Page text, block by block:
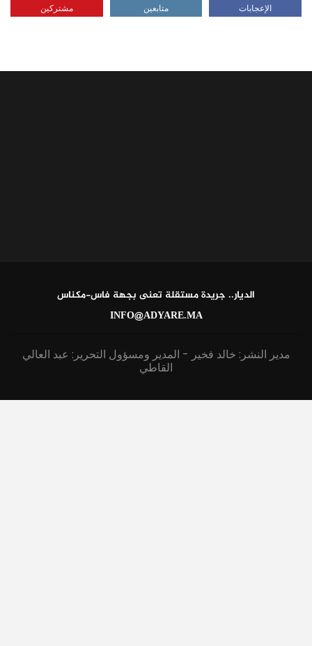
الإعجابات متابعين مشتركين
الديار.. جريدة مستقلة تعنى بجهة فاس-مكناس
INFO@ADYARE.MA
مدير النشر: خالد فخير - المدير ومسؤول التحرير: عبد العالي
القاطي